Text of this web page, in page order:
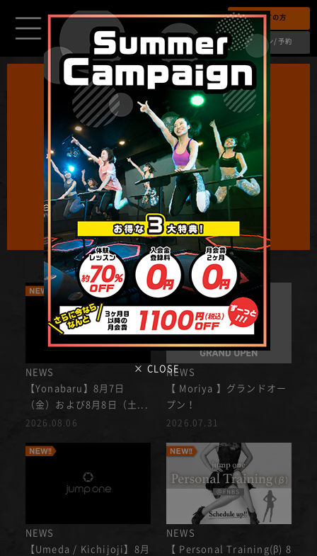
初めての方
ログイン/予約
× CLOSE
NEWS
【Yonabaru】8月7日
（金）および8月8日（土...
2026.08.06
NEWS
【 Moriya 】グランドオー
プン！
2026.07.31
NEWS
【Umeda / Kichijoji】8月
NEWS
【 Personal Training(β) 8